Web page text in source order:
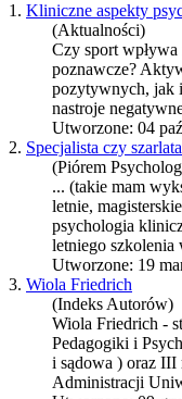
1. Kliniczne aspekty
(Aktualności)
Czy sport
poznawcze?
pozytywnych, jak
nastroje
Utworzone: 04
2. Specjalista czy
(Piórem
... (takie mam
letnie,
psychologia
letniego szkolenia
Utworzone: 19
3. Wiola Friedrich
(Indeks Autorów)
Wiola Friedrich -
Pedagogiki i
i sądowa ) oraz III
Administracji